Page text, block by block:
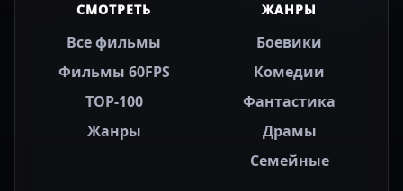
СМОТРЕТЬ
Все фильмы
Фильмы 60FPS
TOP-100
Жанры
ЖАНРЫ
Боевики
Комедии
Фантастика
Драмы
Семейные